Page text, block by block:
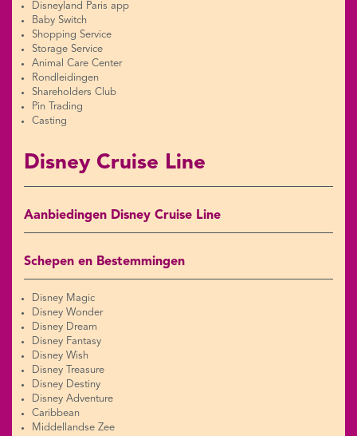
Disneyland Paris app
Baby Switch
Shopping Service
Storage Service
Animal Care Center
Rondleidingen
Shareholders Club
Pin Trading
Casting
Disney Cruise Line
Aanbiedingen Disney Cruise Line
Schepen en Bestemmingen
Disney Magic
Disney Wonder
Disney Dream
Disney Fantasy
Disney Wish
Disney Treasure
Disney Destiny
Disney Adventure
Caribbean
Middellandse Zee